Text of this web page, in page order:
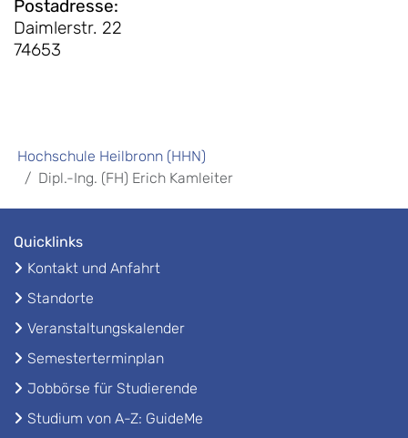
Postadresse:
Daimlerstr. 22
74653
Hochschule Heilbronn (HHN)
Dipl.-Ing. (FH) Erich Kamleiter
Quicklinks
Kontakt und Anfahrt
Standorte
Veranstaltungskalender
Semesterterminplan
Jobbörse für Studierende
Studium von A-Z: GuideMe